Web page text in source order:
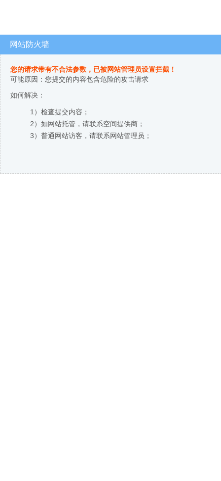
网站防火墙
您的请求带有不合法参数，已被网站管理员设置拦截！
可能原因：您提交的内容包含危险的攻击请求
如何解决：
1）检查提交内容；
2）如网站托管，请联系空间提供商；
3）普通网站访客，请联系网站管理员；